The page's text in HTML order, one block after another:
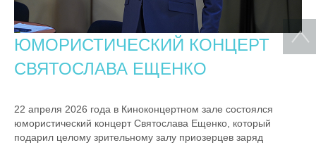
ЮМОРИСТИЧЕСКИЙ КОНЦЕРТ
СВЯТОСЛАВА ЕЩЕНКО
22 апреля 2026 года в Киноконцертном зале состоялся
юмористический концерт Святослава Ещенко, который
подарил целому зрительному залу приозерцев заряд